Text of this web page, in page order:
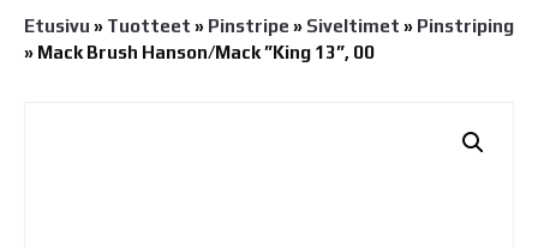
Etusivu » Tuotteet » Pinstripe » Siveltimet » Pinstriping
» Mack Brush Hanson/Mack ”King 13”, 00